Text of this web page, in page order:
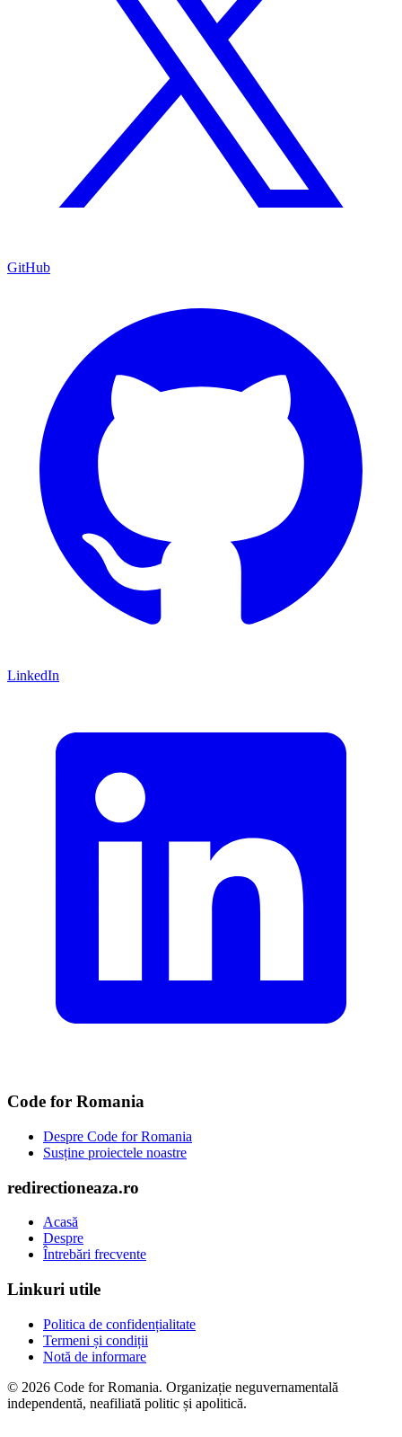
GitHub
LinkedIn
Code for Romania
Despre Code for Romania
Susține proiectele noastre
redirectioneaza.ro
Acasă
Despre
Întrebări frecvente
Linkuri utile
Politica de confidențialitate
Termeni și condiții
Notă de informare
© 2026 Code for Romania. Organizație neguvernamentală
independentă, neafiliată politic și apolitică.